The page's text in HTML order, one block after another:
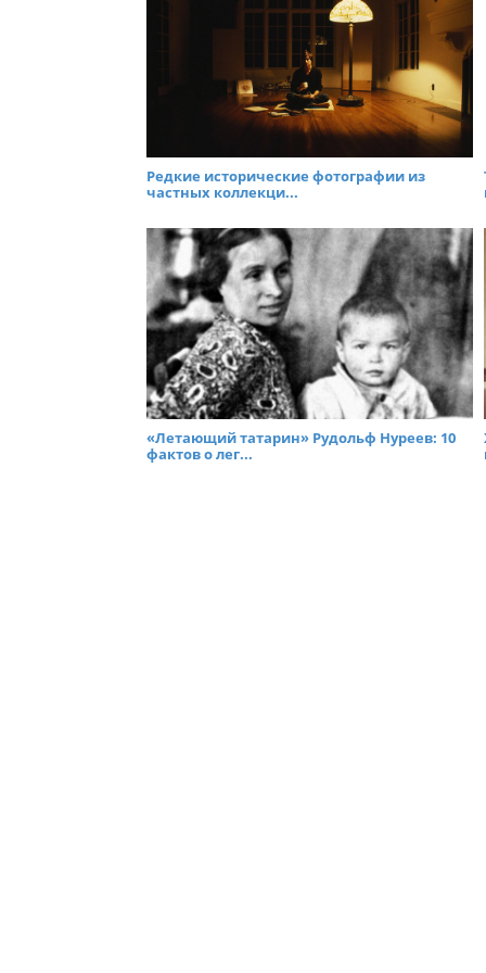
Редкие исторические фотографии из
частных коллекци...
«Летающий татарин» Рудольф Нуреев: 10
фактов о лег...